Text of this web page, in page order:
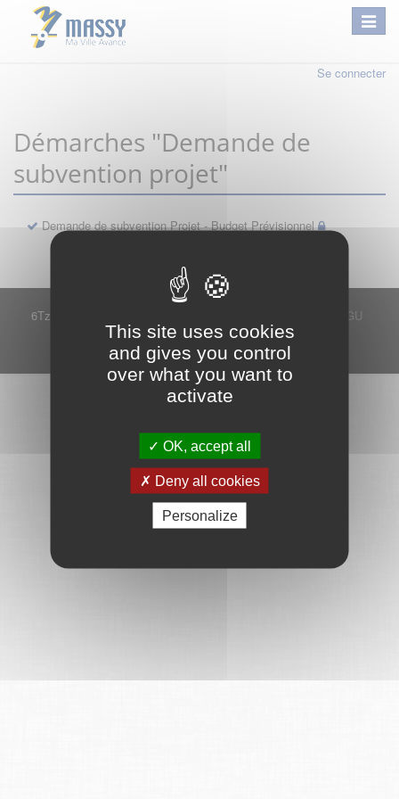
Se connecter
Démarches "Demande de
subvention projet"
Demande de subvention Projet - Budget Prévisionnel
6Tzen ©2015 - Tous droits réservés
CGU
Plan du site
FAQ
Contact
Ce service est proposé par6Tzen
This site uses cookies
and gives you control
over what you want to
activate
OK, accept all
Deny all cookies
Personalize